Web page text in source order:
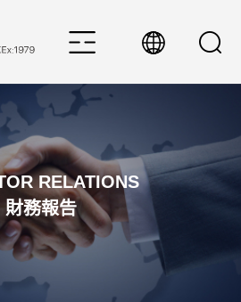
RELATIONS
財務報告